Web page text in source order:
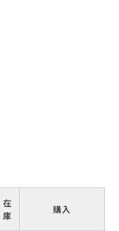
在
庫
購入